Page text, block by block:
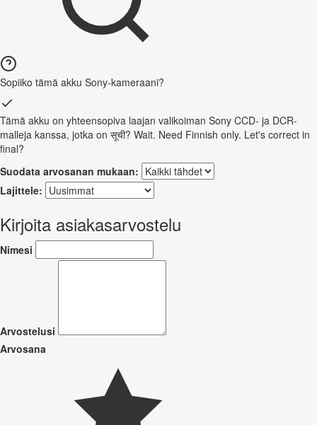
Sopiiko tämä akku Sony-kameraani?
Tämä akku on yhteensopiva laajan valikoiman Sony CCD- ja DCR-
malleja kanssa, jotka on सूची? Wait. Need Finnish only. Let's correct in
final?
Suodata arvosanan mukaan:
Lajittele:
Kirjoita asiakasarvostelu
Nimesi
Arvostelusi
Arvosana